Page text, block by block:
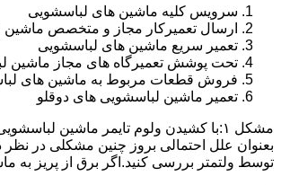
سرویس کلیه ماشین های لباسشویی
ارسال تعمیرکار مجاز و متخصص ماشین
تعمیر سریع ماشین های لباسشویی
تحت پوشش تعمیرگاه های مجاز ماشین
فروش قطعات مربوط به ماشین های
تعمیر ماشین لباسشویی های دوقلو
مشکل ۱:ﺑﺎ ﮐﺸﯿﺪن وﻟﻮم ﺗﺎﯾﻤﺮ ماشین
ﺗﻮﺳﻂ ولتمتر بررسی ﮐﻨﯿﺪ.اﮔﺮ ﺑﺮق از ﭘﺮﯾﺰ ﺑﻪ